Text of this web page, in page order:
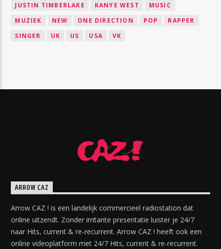
JUSTIN TIMBERLAKE
KANYE WEST
MUSIC
MUZIEK
NEW ONE DIRECTION POP
RAPPER
SINGER
UK US USA VK
ARROW CAZ
Arrow CAZ ! is een landelijk commercieel radiostation dat
online uitzendt. Zonder irritante presentatie luister je 24/7
naar Hits, current & re-recurrent. Arrow CAZ ! heeft ook een
online videoplatform met 24/7 Hits, current & re-recurrent.